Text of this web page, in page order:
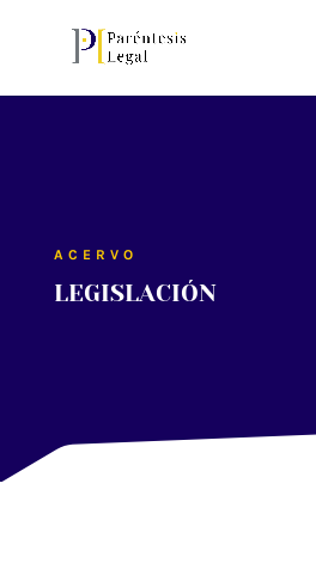
ACERVO
LEGISLACIÓN